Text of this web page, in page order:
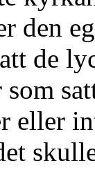
den
de
eller